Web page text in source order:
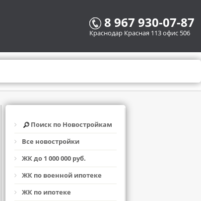
8 967 930-07-87
Краснодар Красная 113 офис 506
Поиск по Новостройкам
Все новостройки
ЖК до 1 000 000 руб.
ЖК по военной ипотеке
ЖК по ипотеке